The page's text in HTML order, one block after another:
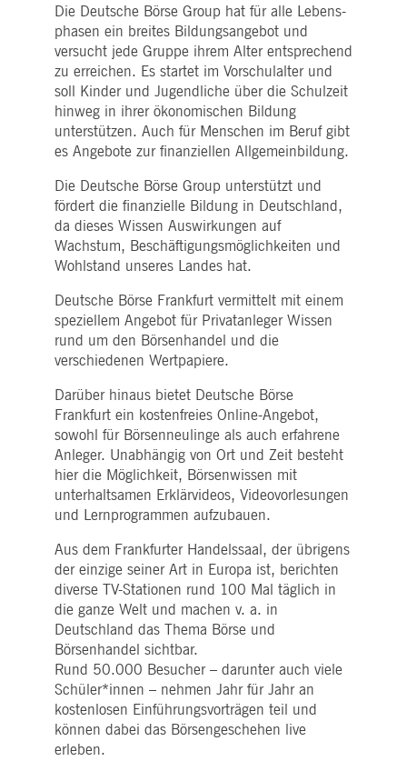
Die Deutsche Börse Group hat für alle Lebens­
phasen ein breites Bildungsangebot und
versucht jede Gruppe ihrem Alter entsprechend
zu erreichen. Es startet im Vorschulalter und
soll Kinder und Jugend­liche über die Schulzeit
hinweg in ihrer ökono­mischen Bildung
unterstützen. Auch für Menschen im Beruf gibt
es Angebote zur finanziellen Allgemein­bildung.
Die Deutsche Börse Group unterstützt und
fördert die finanzielle Bildung in Deutschland,
da dieses Wissen Auswirkungen auf
Wachstum, Beschäftigungs­möglichkeiten und
Wohlstand unseres Landes hat.
Deutsche Börse Frankfurt vermittelt mit einem
speziellem Angebot für Privatanleger Wissen
rund um den Börsenhandel und die
verschiedenen Wertpapiere.
Darüber hinaus bietet Deutsche Börse
Frankfurt ein kostenfreies Online-Angebot,
sowohl für Börsenneulinge als auch erfahrene
Anleger. Unabhängig von Ort und Zeit besteht
hier die Möglichkeit, Börsenwissen mit
unterhaltsamen Erklärvideos, Videovorlesungen
und Lernprogrammen aufzubauen.
Aus dem Frankfurter Handelssaal, der übrigens
der einzige seiner Art in Europa ist, berichten
diverse TV-Stationen rund 100 Mal täglich in
die ganze Welt und machen v. a. in
Deutschland das Thema Börse und
Börsenhandel sichtbar.
Rund 50.000 Besucher – darunter auch viele
Schüler*innen – nehmen Jahr für Jahr an
kostenlosen Einführungsvorträgen teil und
können dabei das Börsengeschehen live
erleben.